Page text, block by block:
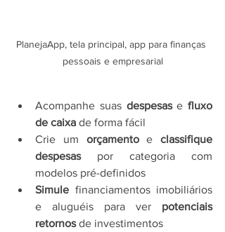
PlanejaApp, tela principal, app para finanças
pessoais e empresarial
Acompanhe suas despesas e fluxo
de caixa de forma fácil
Crie um orçamento e classifique
despesas por categoria com
modelos pré-definidos
Simule financiamentos imobiliários
e aluguéis para ver potenciais
retornos de investimentos